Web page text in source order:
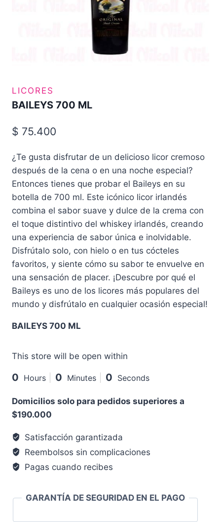
LICORES
BAILEYS 700 ML
$ 75.400
¿Te gusta disfrutar de un delicioso licor cremoso
después de la cena o en una noche especial?
Entonces tienes que probar el Baileys en su
botella de 700 ml. Este icónico licor irlandés
combina el sabor suave y dulce de la crema con
el toque distintivo del whiskey irlandés, creando
una experiencia de sabor única e inolvidable.
Disfrútalo solo, con hielo o en tus cócteles
favoritos, y siente cómo su sabor te envuelve en
una sensación de placer. ¡Descubre por qué el
Baileys es uno de los licores más populares del
mundo y disfrútalo en cualquier ocasión especial!
BAILEYS 700 ML
This store will be open within
0 Hours 0 Minutes 0 Seconds
Domicilios solo para pedidos superiores a
$190.000
Satisfacción garantizada
Reembolsos sin complicaciones
Pagas cuando recibes
GARANTÍA DE SEGURIDAD EN EL PAGO